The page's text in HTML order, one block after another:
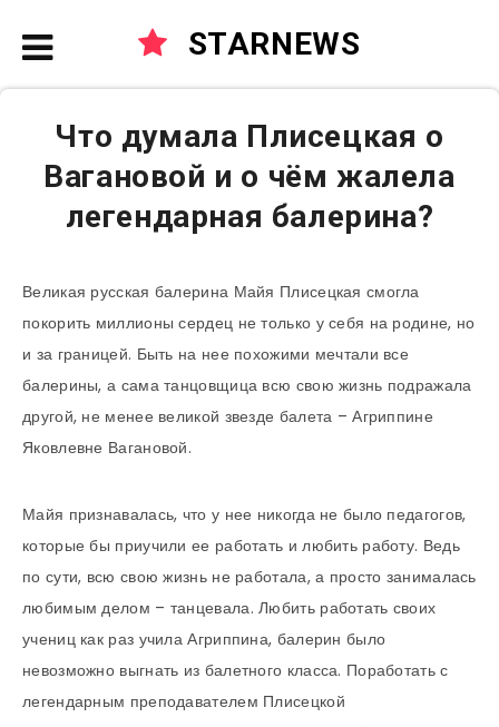
STARNEWS
Что думала Плисецкая о
Вагановой и о чём жалела
легендарная балерина?
Великая русская балерина Майя Плисецкая смогла
покорить миллионы сердец не только у себя на родине, но
и за границей. Быть на нее похожими мечтали все
балерины, а сама танцовщица всю свою жизнь подражала
другой, не менее великой звезде балета – Агриппине
Яковлевне Вагановой.
Майя признавалась, что у нее никогда не было педагогов,
которые бы приучили ее работать и любить работу. Ведь
по сути, всю свою жизнь не работала, а просто занималась
любимым делом – танцевала. Любить работать своих
учениц как раз учила Агриппина, балерин было
невозможно выгнать из балетного класса. Поработать с
легендарным преподавателем Плисецкой